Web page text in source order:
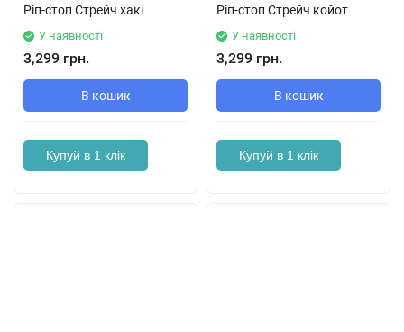
Ріп-стоп Стрейч хакі
У наявності
3,299 грн.
В кошик
Купуй в 1 клік
Ріп-стоп Стрейч койот
У наявності
3,299 грн.
В кошик
Купуй в 1 клік